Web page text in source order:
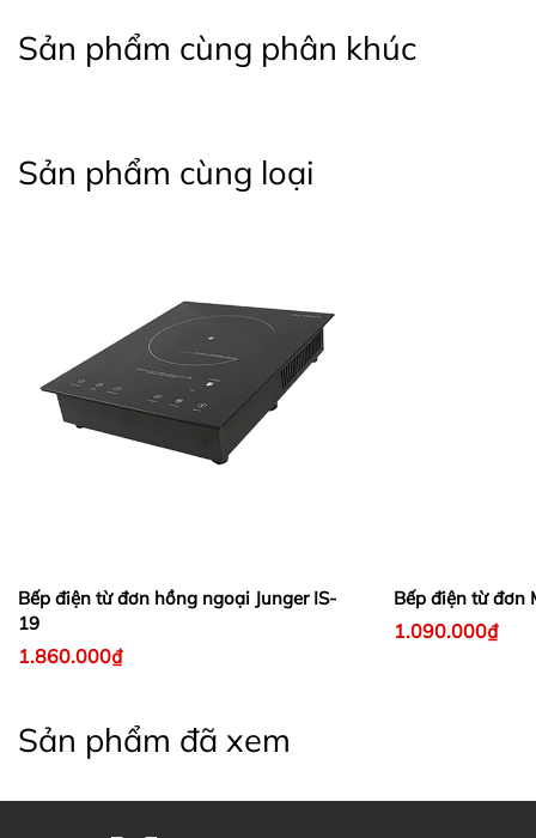
Sản phẩm cùng phân khúc
Sản phẩm cùng loại
Bếp điện từ đơn hồng ngoại Junger IS-
19
1.860.000₫
Bếp điện từ đơn
1.090.000₫
Sản phẩm đã xem